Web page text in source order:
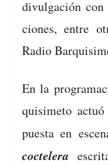
divul­gación
ciones, entre
Radio
En la
quisime­to
pues­ta en
coctel­era